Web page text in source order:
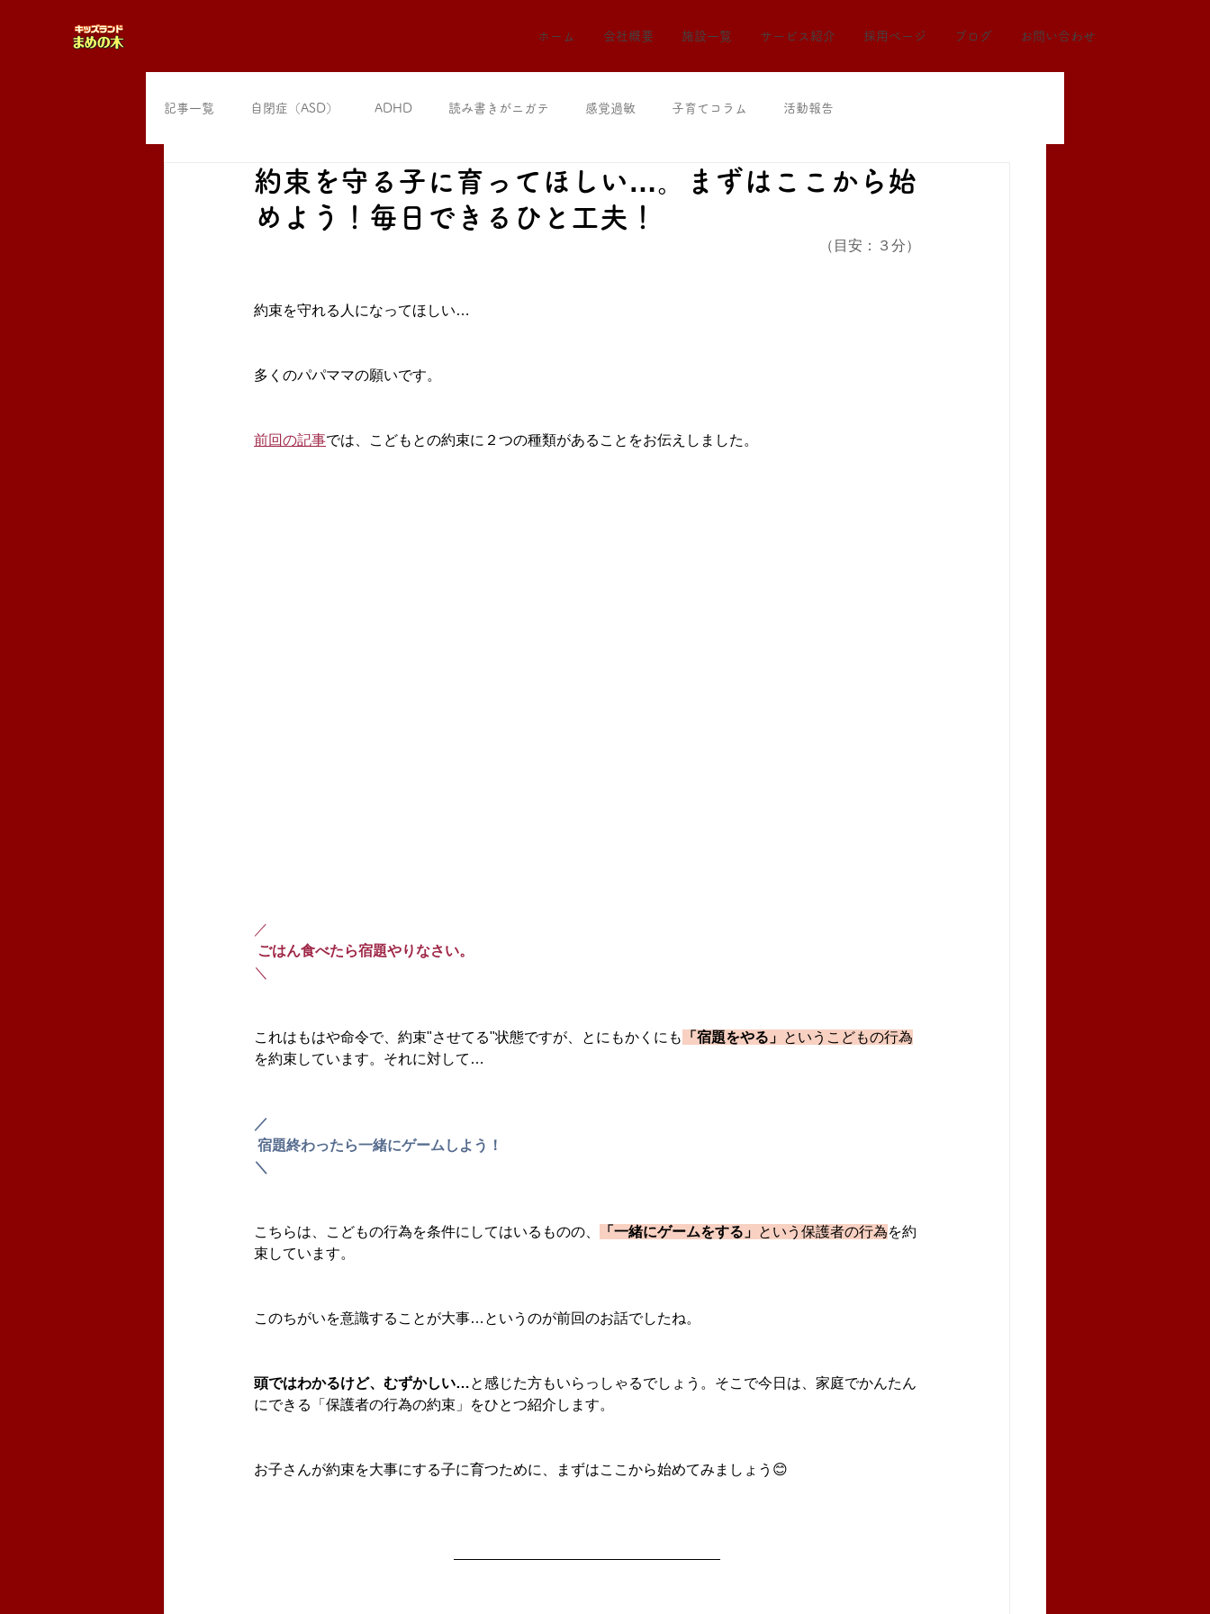
ホーム 会社概要 施設一覧 サービス紹介 採用ページ ブログ お問い合わせ
記事一覧 自閉症（ASD） ADHD 読み書きがニガテ 感覚過敏 子育てコラム 活動報告
約束を守る子に育ってほしい…。まずはここから始
めよう！毎日できるひと工夫！
（目安：３分）
約束を守れる人になってほしい…
多くのパパママの願いです。
前回の記事では、こどもとの約束に２つの種類があることをお伝えしました。
／
ごはん食べたら宿題やりなさい。
＼
これはもはや命令で、約束"させてる"状態ですが、とにもかくにも 「宿題をやる」 というこどもの行為
を約束しています。それに対して…
／
宿題終わったら一緒にゲームしよう！
＼
こちらは、こどもの行為を条件にしてはいるものの、 「一緒にゲームをする」 という保護者の行為を約
束しています。
このちがいを意識することが大事…というのが前回のお話でしたね。
頭ではわかるけど、むずかしい…と感じた方もいらっしゃるでしょう。そこで今日は、家庭でかんたん
にできる「保護者の行為の約束」をひとつ紹介します。
お子さんが約束を大事にする子に育つために、まずはここから始めてみましょう😊